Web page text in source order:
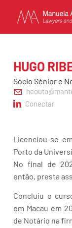
INÍCIO
EQUIPA
HUGO
Sócio Sénior e
Conectar
Licenciou-se
Porto da
No final de
então, presta
Concluiu o
em Macau em
de Notário na